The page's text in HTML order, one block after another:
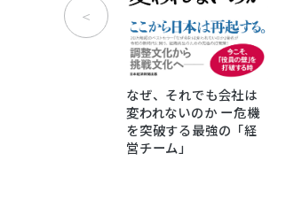
なぜ、それでも会社は
変われないのか ー危機
を突破する最強の「経
営チーム」